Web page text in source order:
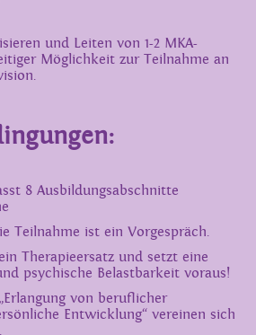
und Leiten von 1-2 MKA-
Möglichkeit zur Teilnahme an
8 Ausbildungsabschnitte
Teilnahme ist ein Vorgespräch.
Therapieersatz und setzt eine
psychische Belastbarkeit voraus!
von beruflicher
Entwicklung“ vereinen sich